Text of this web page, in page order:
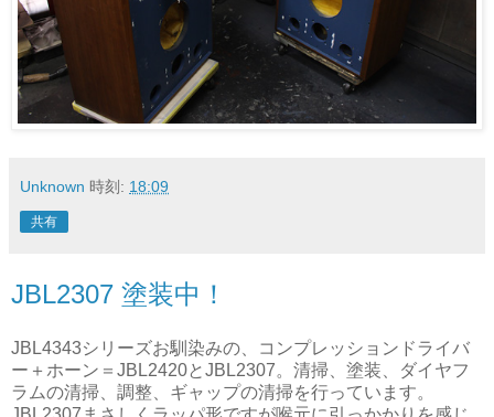
Unknown 時刻: 18:09
共有
JBL2307 塗装中！
JBL4343シリーズお馴染みの、コンプレッションドライバ
ー＋ホーン＝JBL2420とJBL2307。清掃、塗装、ダイヤフ
ラムの清掃、調整、ギャップの清掃を行っています。